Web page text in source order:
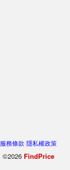
服務條款 隱私權政策
©2026 FindPrice